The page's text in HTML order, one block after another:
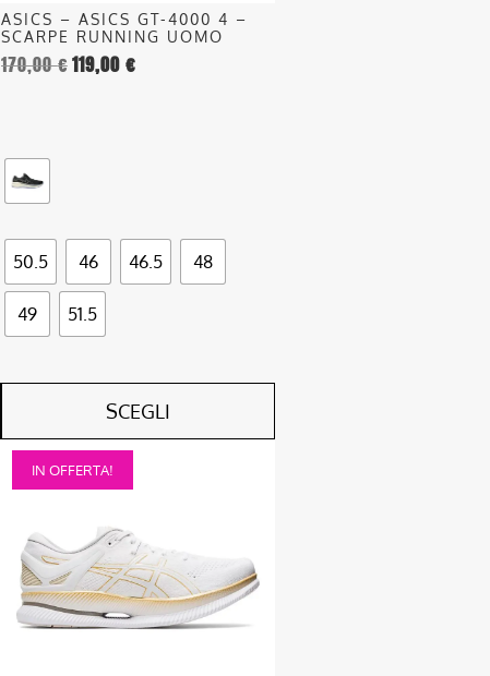
ASICS – ASICS GT-4000 4 –
SCARPE RUNNING UOMO
170,00€119,00 €
50.5 46 46.5 48
49 51.5
SCEGLI
pagina
del
prodotto
IN OFFERTA!
Questo
prodotto
varianti.
opzioni
possono